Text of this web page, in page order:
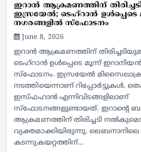
ഇറാന്‍ ആക്രമണത്തിന്
ഇസ്രയേല്‍; ടെഹ്‌റാന്‍ ഉള്‍പ്പെടെ
നഗരങ്ങളില്‍ സ്‌ഫോടനം
June 8, 2026
ഇറാന്‍ ആക്രമണത്തിന്
ടെഹ്‌റാന്‍ ഉള്‍പ്പെടെ മൂന്ന്
സ്‌ഫോടനം. ഇസ്രയേല്‍
നടത്തിയെന്നാണ് റിപ്പോര്‍ട്ടുകള്‍.
ഇസ്ഫഹാന്‍ എന്നിവിടങ്ങളിലാണ്
സ്‌ഫോടനങ്ങളുണ്ടായത്. ഇറാന്റെ
ആക്രമണത്തിന് തിരിച്ചടി
വ്യക്തമാക്കിയിരുന്നു.
കടന്നുകയറ്റത്തിന്…